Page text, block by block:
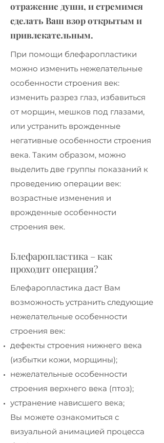
отражение души, и стремимся
сделать Ваш взор открытым и
привлекательным.
При помощи блефаропластики
можно изменить нежелательные
особенности строения век:
изменить разрез глаз, избавиться
от морщин, мешков под глазами,
или устранить врожденные
негативные особенности строения
века. Таким образом, можно
выделить две группы показаний к
проведению операции век:
возрастные изменения и
врожденные особенности
строения век.
Блефаропластика – как
проходит операция?
Блефаропластика даст Вам
возможность устранить следующие
нежелательные особенности
строения век:
дефекты строения нижнего века
(избытки кожи, морщины);
нежелательные особенности
строения верхнего века (птоз);
устранение нависшего века;
Вы можете ознакомиться с
визуальной анимацией процесса